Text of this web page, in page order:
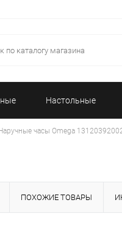
Настольные
Наручные часы Omega
ПОХОЖИЕ ТОВАРЫ